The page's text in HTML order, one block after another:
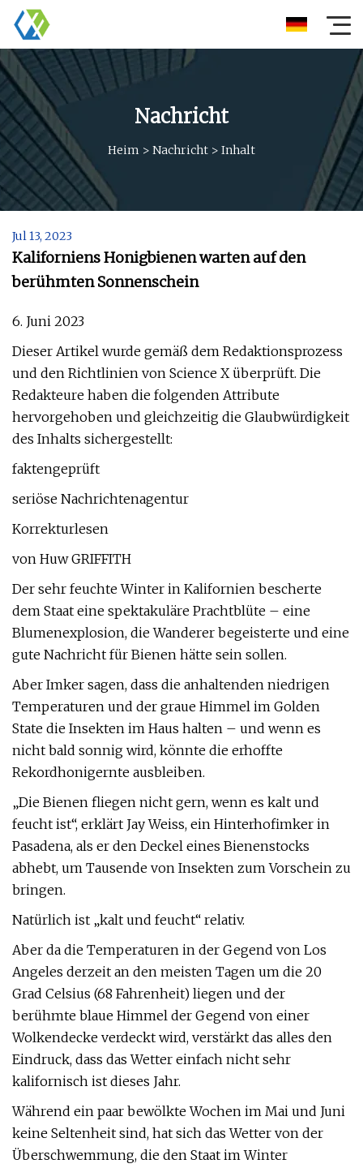
Nachricht
Heim > Nachricht > Inhalt
Jul 13, 2023
Kaliforniens Honigbienen warten auf den
berühmten Sonnenschein
6. Juni 2023
Dieser Artikel wurde gemäß dem Redaktionsprozess
und den Richtlinien von Science X überprüft. Die
Redakteure haben die folgenden Attribute
hervorgehoben und gleichzeitig die Glaubwürdigkeit
des Inhalts sichergestellt:
faktengeprüft
seriöse Nachrichtenagentur
Korrekturlesen
von Huw GRIFFITH
Der sehr feuchte Winter in Kalifornien bescherte
dem Staat eine spektakuläre Prachtblüte – eine
Blumenexplosion, die Wanderer begeisterte und eine
gute Nachricht für Bienen hätte sein sollen.
Aber Imker sagen, dass die anhaltenden niedrigen
Temperaturen und der graue Himmel im Golden
State die Insekten im Haus halten – und wenn es
nicht bald sonnig wird, könnte die erhoffte
Rekordhonigernte ausbleiben.
„Die Bienen fliegen nicht gern, wenn es kalt und
feucht ist“, erklärt Jay Weiss, ein Hinterhofimker in
Pasadena, als er den Deckel eines Bienenstocks
abhebt, um Tausende von Insekten zum Vorschein zu
bringen.
Natürlich ist „kalt und feucht“ relativ.
Aber da die Temperaturen in der Gegend von Los
Angeles derzeit an den meisten Tagen um die 20
Grad Celsius (68 Fahrenheit) liegen und der
berühmte blaue Himmel der Gegend von einer
Wolkendecke verdeckt wird, verstärkt das alles den
Eindruck, dass das Wetter einfach nicht sehr
kalifornisch ist dieses Jahr.
Während ein paar bewölkte Wochen im Mai und Juni
keine Seltenheit sind, hat sich das Wetter von der
Überschwemmung, die den Staat im Winter